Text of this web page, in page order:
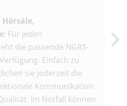
: Für jeden
die passende NGRS-
Einfach zu
sie jederzeit die
Kommunikation
Im Notfall können